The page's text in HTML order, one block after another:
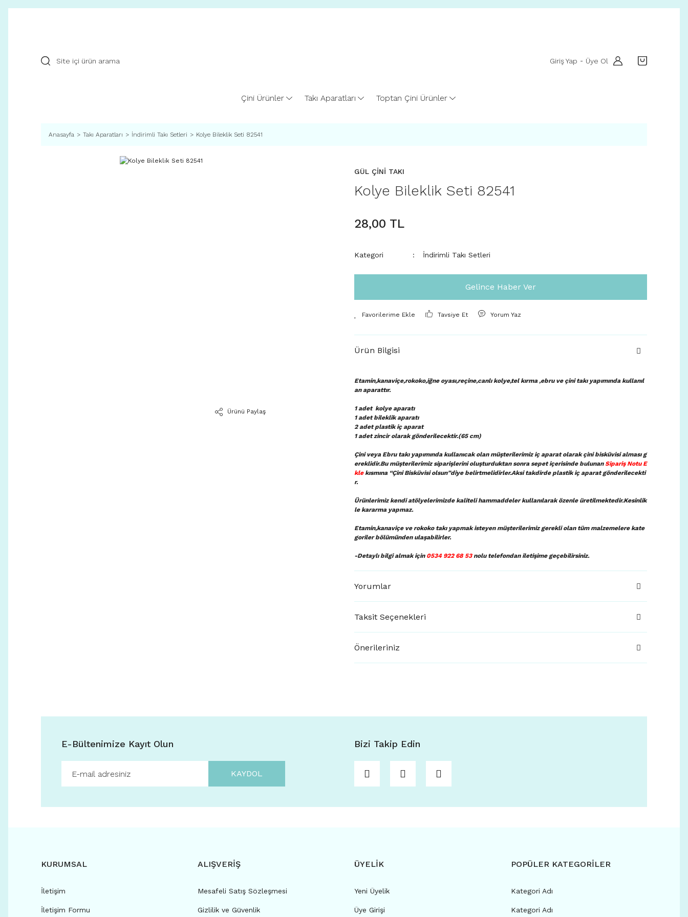
Giriş Yap - Üye Ol
Çini Ürünler Takı Aparatları Toptan Çini Ürünler
Anasayfa Takı Aparatları İndirimli Takı Setleri Kolye Bileklik Seti 82541
Ürünü Paylaş
GÜL ÇİNİ TAKI
Kolye Bileklik Seti 82541
28,00 TL
Kategori İndirimli Takı Setleri
Gelince Haber Ver
Tavsiye Et Yorum Yaz
Ürün Bilgisi
Etamin,kanaviçe,rokoko,iğne oyası,reçine,canlı kolye,tel kırma ,ebru ve çini takı yapımında kullanıl
an aparattır.
1 adet kolye aparatı
1 adet bileklik aparatı
2 adet plastik iç aparat
1 adet zincir olarak gönderilecektir.(65 cm)
Çini veya Ebru takı yapımında kullanıcak olan müşterilerimiz iç aparat olarak çini bisküvisi alması g
ereklidir.Bu müşterilerimiz siparişlerini oluşturduktan sonra sepet içerisinde bulunanSipariş Notu E
klekısmına “Çini Bisküvisi olsun”diye belirtmelidirler.Aksi takdirde plastik iç aparat gönderilecekti
r.
Ürünlerimiz kendi atölyelerimizde kaliteli hammaddeler kullanılarak özenle üretilmektedir.Kesinlik
le kararma yapmaz.
Etamin,kanaviçe ve rokoko takı yapmak isteyen müşterilerimiz gerekli olan tüm malzemelere kate
goriler bölümünden ulaşabilirler.
-Detaylı bilgi almak için 0534 922 68 53nolu telefondan iletişime geçebilirsiniz.
Yorumlar
Taksit Seçenekleri
Önerileriniz
E-Bültenimize Kayıt Olun
KAYDOL
Bizi Takip Edin
KURUMSAL
İletişim
İletişim Formu
ALIŞVERİŞ
Mesafeli Satış Sözleşmesi
Gizlilik ve Güvenlik
ÜYELİK
Yeni Üyelik
Üye Girişi
POPÜLER KATEGORİLER
Kategori Adı
Kategori Adı